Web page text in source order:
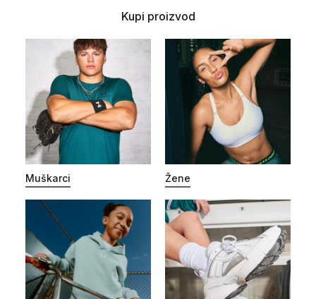
Kupi proizvod
Muškarci Žene